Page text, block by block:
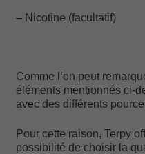
– Nicotine (facultatif)
Comme l’on peut
éléments mentionnés ci-
avec des différents
Pour cette raison, Terpy
possibilité de choisir la